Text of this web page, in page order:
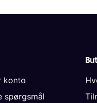
konto
spørgsmål